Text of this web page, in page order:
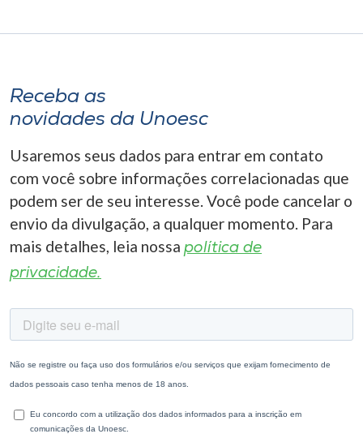
Receba as
novidades da Unoesc
Usaremos seus dados para entrar em contato
com você sobre informações correlacionadas que
podem ser de seu interesse. Você pode cancelar o
envio da divulgação, a qualquer momento. Para
mais detalhes, leia nossa política de
privacidade.